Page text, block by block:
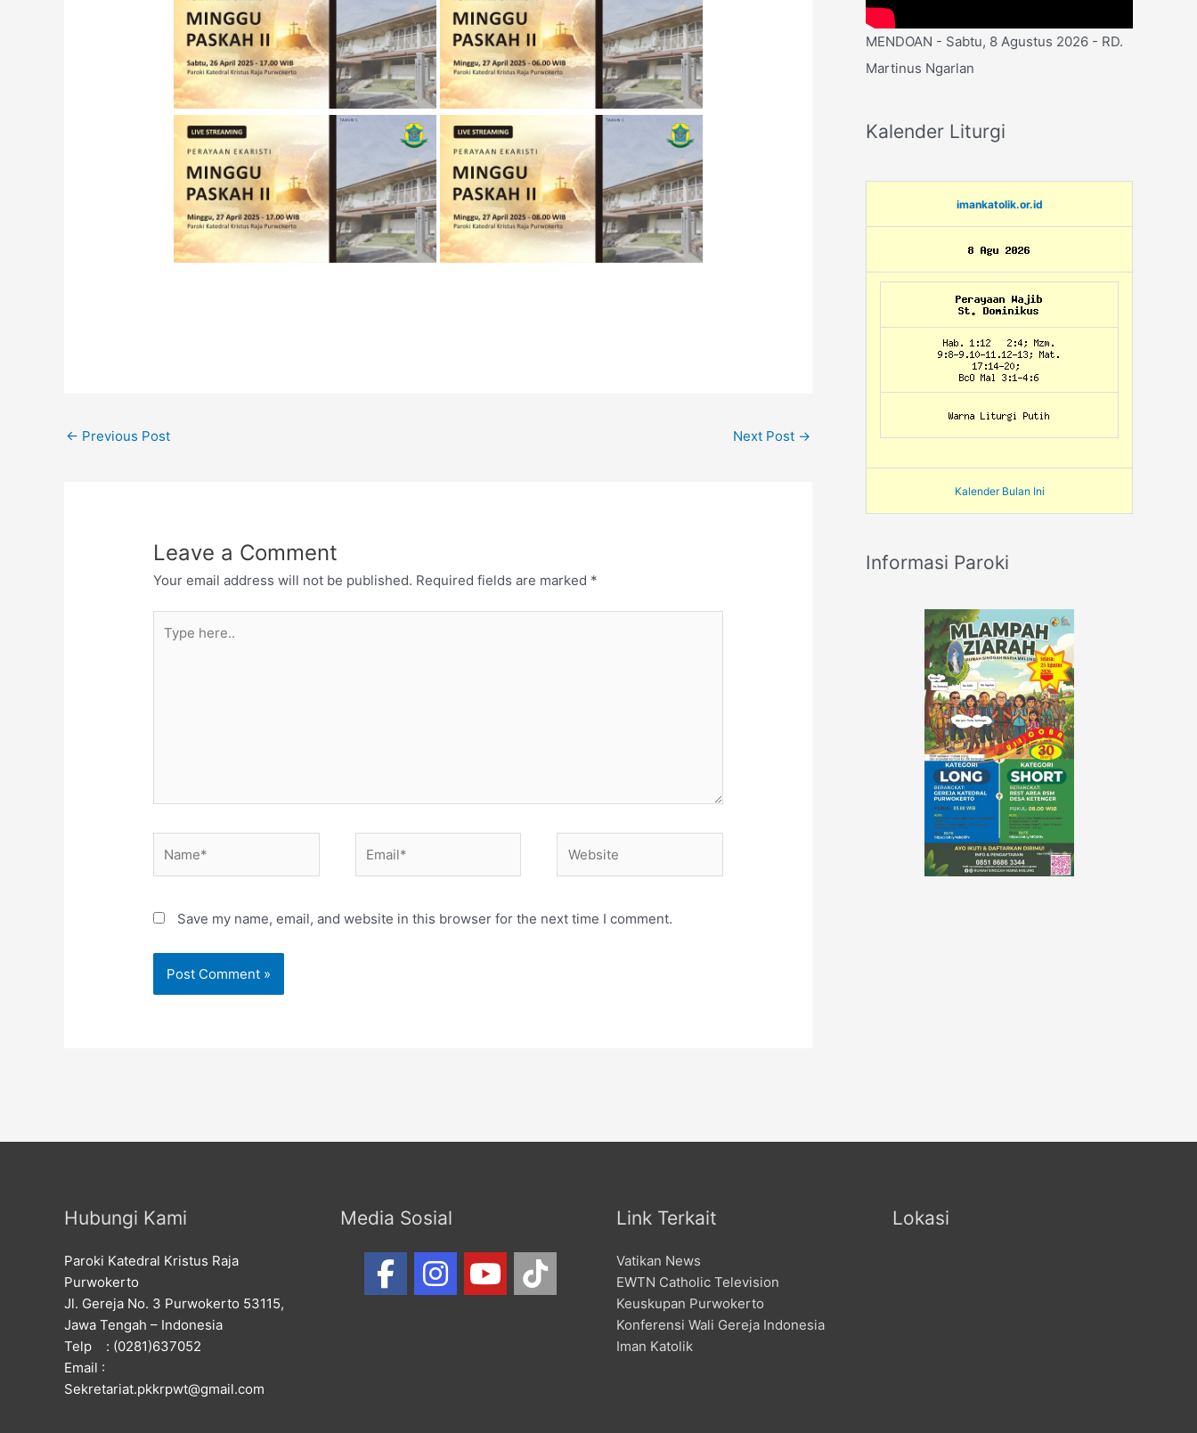
II - Minggu, 27 April
2025 - 06.00 WIB
Misa Minggu Paskah
II - Minggu, 27 April
2025 - 08.00 WIB
← Previous Post Next Post →
Leave a Comment
Your email address will not be published. Required fields are marked *
here..
Save my name, email, and website in this browser for the next time I comment.
MENDOAN - Sabtu, 8 Agustus 2026 - RD.
Martinus Ngarlan
Kalender Liturgi
imankatolik.or.id
Kalender Bulan Ini
Informasi Paroki
Hubungi Kami
Paroki Katedral Kristus Raja
Purwokerto
Jl. Gereja No. 3 Purwokerto 53115,
Jawa Tengah – Indonesia
Telp : (0281)637052
Email :
Sekretariat.pkkrpwt@gmail.com
Media Sosial Link Terkait
Vatikan News
EWTN Catholic Television
Keuskupan Purwokerto
Konferensi Wali Gereja Indonesia
Iman Katolik
Lokasi